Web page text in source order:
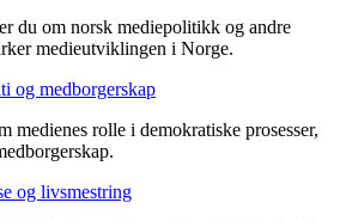
du om norsk mediepolitikk og andre
medieutviklingen i Norge.
og medborgerskap
medienes rolle i demokratiske prosesser,
og livsmestring